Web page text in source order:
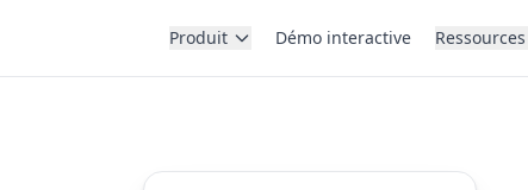
Produit Démo interactive Ressources